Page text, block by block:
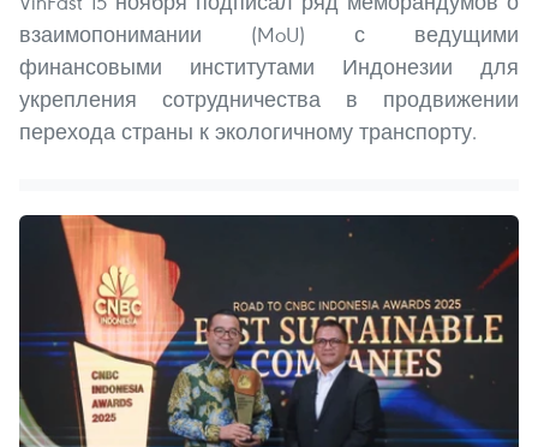
взаимопонимании (MoU) с ведущими
финансовыми институтами Индонезии для
укрепления сотрудничества в продвижении
перехода страны к экологичному транспорту.